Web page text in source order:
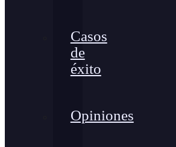
Casos
de
éxito
Opiniones